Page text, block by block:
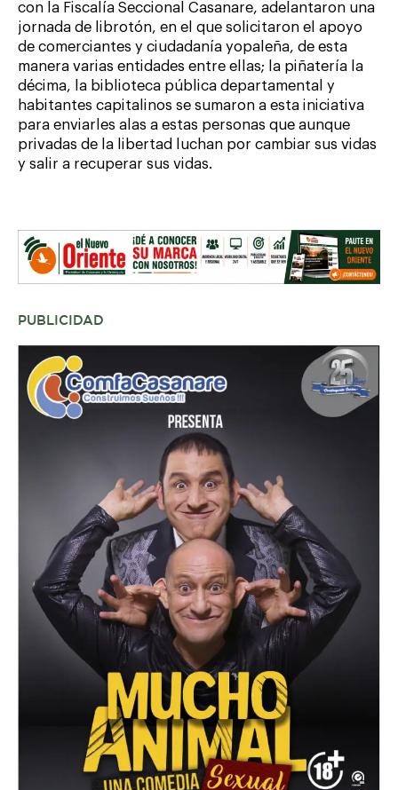
con la Fiscalía Seccional Casanare, adelantaron una
jornada de librotón, en el que solicitaron el apoyo
de comerciantes y ciudadanía yopaleña, de esta
manera varias entidades entre ellas; la piñatería la
décima, la biblioteca pública departamental y
habitantes capitalinos se sumaron a esta iniciativa
para enviarles alas a estas personas que aunque
privadas de la libertad luchan por cambiar sus vidas
y salir a recuperar sus vidas.
PUBLICIDAD